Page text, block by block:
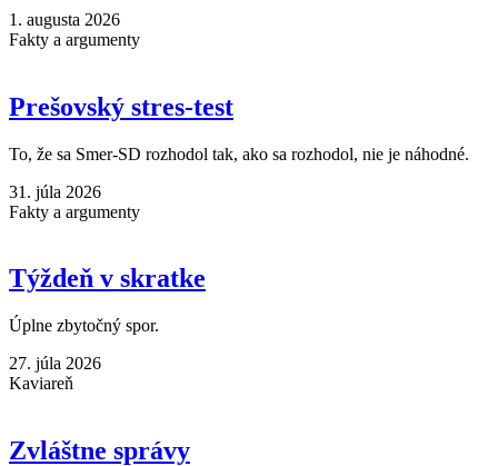
1. augusta 2026
Fakty a argumenty
Prešovský stres-test
To, že sa Smer-SD rozhodol tak, ako sa rozhodol, nie je náhodné.
31. júla 2026
Fakty a argumenty
Týždeň v skratke
Úplne zbytočný spor.
27. júla 2026
Kaviareň
Zvláštne správy